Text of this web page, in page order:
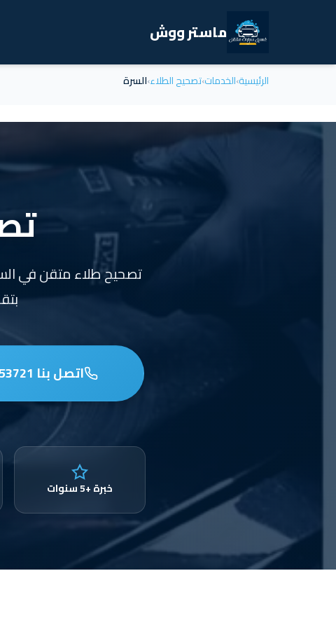
ماستر ووش
الرئيسية›الخدمات›تصحيح الطلاء›السرة
تصحيح طلاء متقن في
اتصل بنا 97653721
خبرة +5 سنوات